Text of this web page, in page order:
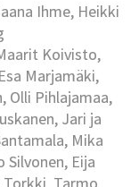
Ihme, Heikki
Koivisto,
Marjamäki,
Olli Pihlajamaa,
Jari ja
Mika
Eija